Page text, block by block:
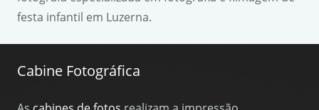
festa infantil em Luzerna.
Cabine Fotográfica